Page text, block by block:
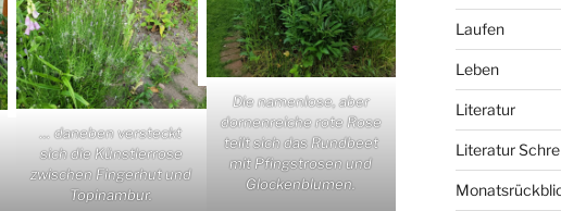
… daneben versteckt
sich die Künstlerrose
zwischen Fingerhut und
Topinambur.
Die namenlose, aber
dornenreiche rote Rose
teilt sich das Rundbeet
mit Pfingstrosen und
Glockenblumen.
Laufen
Leben
Literatur
Literatur